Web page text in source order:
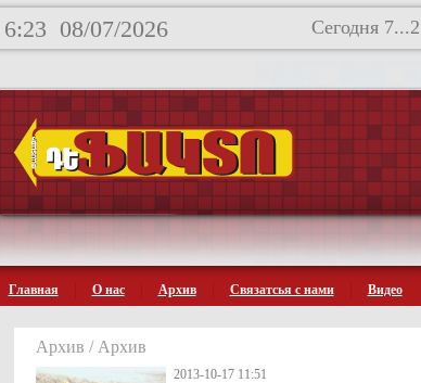
6:23 08/07/2026 Сегодня 7...2
Главная О нас Архив Связатсья с нами Видео
Архив / Архив
2013-10-17 11:51